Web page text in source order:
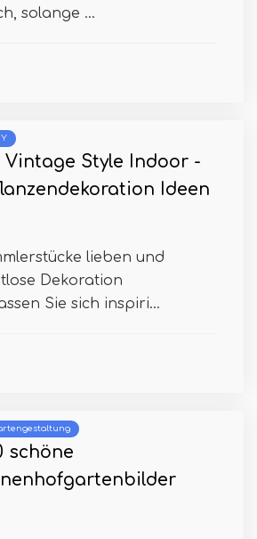
solange ...
Vintage Style Indoor -
Ideen
lieben und
Dekoration
Sie sich inspiri...
schöne